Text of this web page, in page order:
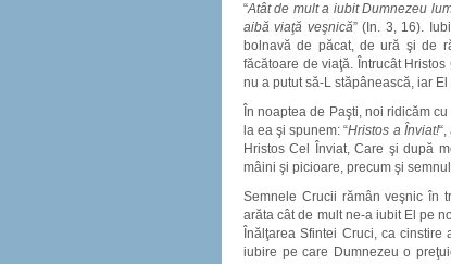
“Atât de mult a iubit Dumnezeu
aibă viaţă veşnică” (In. 3, 16).
bolnavă de păcat, de ură şi de
făcătoare de viaţă. Întrucât
nu a putut să-L stăpânească, iar
În noaptea de Paşti, noi ridicăm
la ea şi spunem: “Hristos a Înviat!
Hristos Cel Înviat, Care şi după
mâini şi picioare, precum şi
Semnele Crucii rămân veşnic în
arăta cât de mult ne-a iubit El pe
Înălţarea Sfintei Cruci, ca
iubire pe care Dumnezeu o